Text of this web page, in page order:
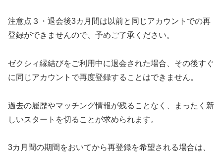
注意点３・退会後3カ月間は以前と同じアカウントでの再
登録ができませんので、予めご了承ください。
ゼクシィ縁結びをご利用中に退会された場合、その後すぐ
に同じアカウントで再度登録することはできません。
過去の履歴やマッチング情報が残ることなく、まったく新
しいスタートを切ることが求められます。
3カ月間の期間をおいてから再登録を希望される場合は、